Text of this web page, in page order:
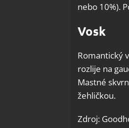
nebo 10%).
Vosk
Romantický
rozlije na
Mastné
žehličkou.
Zdroj: